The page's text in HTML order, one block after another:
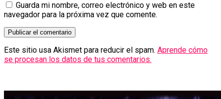
Guarda mi nombre, correo electrónico y web en este
navegador para la próxima vez que comente.
Este sitio usa Akismet para reducir el spam. Aprende cómo
se procesan los datos de tus comentarios.